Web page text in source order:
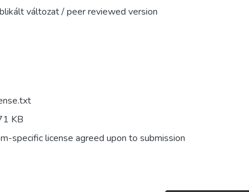
változat / peer reviewed version
KB
specific license agreed upon to submission